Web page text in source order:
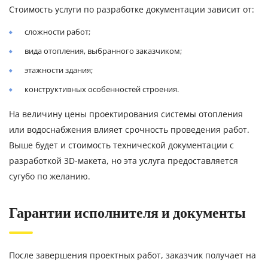
Стоимость услуги по разработке документации зависит от:
сложности работ;
вида отопления, выбранного заказчиком;
этажности здания;
конструктивных особенностей строения.
На величину цены проектирования системы отопления
или водоснабжения влияет срочность проведения работ.
Выше будет и стоимость технической документации с
разработкой 3D-макета, но эта услуга предоставляется
сугубо по желанию.
Гарантии исполнителя и документы
После завершения проектных работ, заказчик получает на